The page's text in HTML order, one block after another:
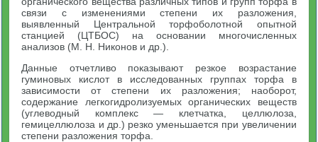
связи с изменениями степени их разложения,
выявленный Центральной торфоболотной опытной
станцией (ЦТБОС) на основании многочисленных
анализов (М. Н. Никонов и др.).
Данные отчетливо показывают резкое возрастание
гуминовых кислот в исследованных группах торфа в
зависимости от степени их разложения; наоборот,
содержание легкогидролизуемых органических веществ
(углеводный комплекс — клетчатка, целлюлоза,
гемицеллюлоза и др.) резко уменьшается при увеличении
степени разложения торфа.